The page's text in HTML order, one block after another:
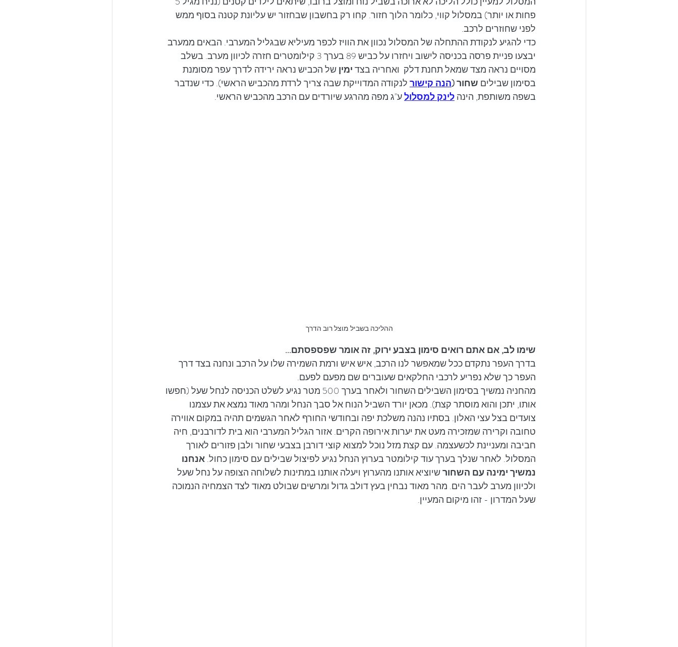
פחות או יותר) במסלול קווי, כלומר הלוך חזור. קחו רק בחשבון שבחזור יש עליונת קטנה בסוף ממש
לפני שחוזרים לרכב.
כדי להגיע לנקודת ההתחלה של המסלול נכוון את הוויז לכפר מעיליא שבגליל המערבי. הבאים ממערב
יבצעו פניית פרסה בכניסה לישוב ויחזרו על כביש 89 בערך 3 קילומטרים חזרה לכיוון מערב. בשלב
מסויים נראה מצד שמאל תחנת דלק  ואחריה בצד ימין של הכביש נראה ירידה לדרך עפר מסומנת
בסימון שבילים שחור (הנה קישור לנקודה המדוייקת שבה צריך לרדת מהכביש הראשי). כדי שנדבר
בשפה משותפת, הינה לינק למסלול ע"ג מפה מהרגע שיורדים עם הרכב מהכביש הראשי.
ההליכה בשביל מוצל רוב הדרך
שימו לב, אם אתם רואים סימון בצבע ירוק, זה אומר שפספסתם...
בדרך העפר נתקדם ככל שמאפשר לנו הרכב, איש איש ורמת השמירה שלו על הרכב ונחנה בצד דרך
העפר כך שלא נפריע לרכבי החלקאים שעוברים שם מפעם לפעם.
מהחניה נמשיך בסימון השבילים השחור ולאחר בערך 500 מטר נגיע לשלט הכניסה לנחל שעל (חפשו
אותו, יתכן והוא מוסתר קצת). מכאן יורד השביל הנוח אל סבך הנחל ומהר מאוד נמצא את עצמנו
צועדים בצל עצי האלון. בסתיו נהנה משלכת יפה ובחודשי החורף לאחר הגשמים תהיה במקום אווירה
טחובה וקרירה שמזכירה מעט את יערות אירופה הקרים. אזור הגליל המערבי הוא בית לדורבנים, חיה
חביבה ומעניינת לכשעצמה. עם קצת מזל נוכל למצוא קוצי דורבן בצבעי שחור ולבן פזורים לאורך
המסלול. לאחר שנלך בערך עוד קילומטר בערוץ הנחל נגיע לפיצול שבילים עם סימון כחול. אנחנו
נמשיך ימינה עם השחור שיוציא אותנו מהערוץ ויעלה אותנו במתינות לשלוחה הצופה על נחל שעל
ולכיוון מערב לעבר הים. מהר מאוד נבחין בעץ דולב גדול ומרשים שבולט מאוד לצד הצמחיה הנמוכה
שעל המדרון - זהו מיקום המעיין.